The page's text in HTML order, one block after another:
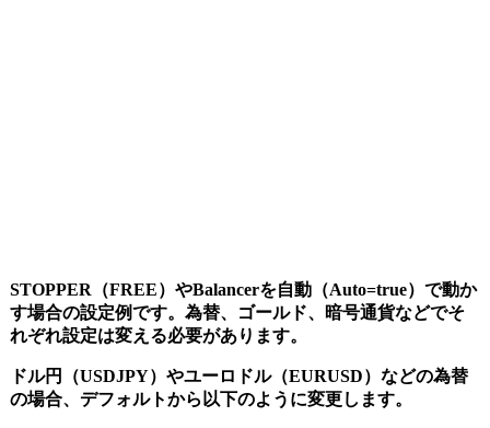
STOPPER（FREE）やBalancerを自動（Auto=true）で動か
す場合の設定例です。為替、ゴールド、暗号通貨などでそ
れぞれ設定は変える必要があります。
ドル円（USDJPY）やユーロドル（EURUSD）などの為替
の場合、デフォルトから以下のように変更します。